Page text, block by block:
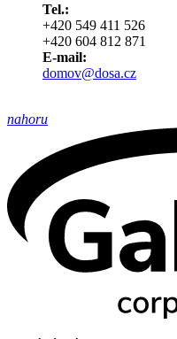
Tel.:
+420 549 411 526
+420 604 812 871
E-mail:
domov@dosa.cz
nahoru